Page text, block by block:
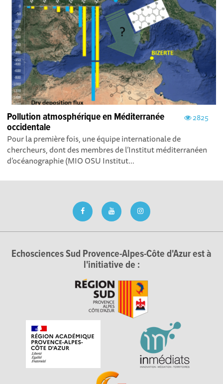
2825
Pollution atmosphérique en Méditerranée
occidentale
Pour la première fois, une équipe internationale de
chercheurs, dont des membres de l’Institut méditerranéen
d’océanographie (MIO OSU Institut...
Echosciences Sud Provence-Alpes-Côte d'Azur est à
l'initiative de :